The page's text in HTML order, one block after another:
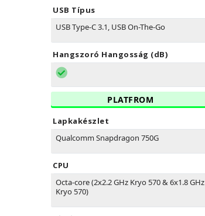
USB Típus
USB Type-C 3.1, USB On-The-Go
Hangszoró Hangosság (dB)
PLATFROM
Lapkakészlet
Qualcomm Snapdragon 750G
CPU
Octa-core (2x2.2 GHz Kryo 570 & 6x1.8 GHz
Kryo 570)